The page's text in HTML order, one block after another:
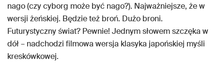
nago (czy cyborg może być nago?). Najważniejsze, że w
wersji żeńskiej. Będzie też broń. Dużo broni.
Futurystyczny świat? Pewnie! Jednym słowem szczęka w
dół – nadchodzi filmowa wersja klasyka japońskiej myśli
kreskówkowej.